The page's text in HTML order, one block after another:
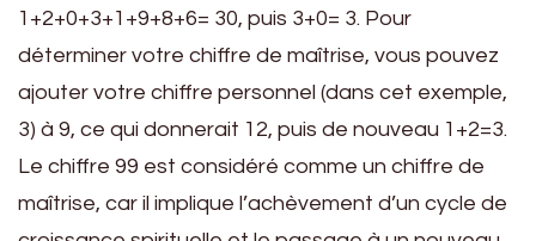
1+2+0+3+1+9+8+6= 30, puis 3+0= 3. Pour
déterminer votre chiffre de maîtrise, vous pouvez
ajouter votre chiffre personnel (dans cet exemple,
3) à 9, ce qui donnerait 12, puis de nouveau 1+2=3.
Le chiffre 99 est considéré comme un chiffre de
maîtrise, car il implique l’achèvement d’un cycle de